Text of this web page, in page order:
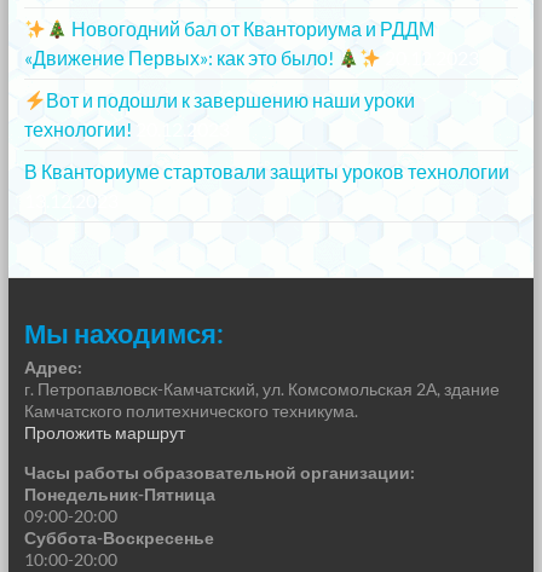
Новогодний бал от Кванториума и РДДМ
«Движение Первых»: как это было!
Вот и подошли к завершению наши уроки
технологии!
В Кванториуме стартовали защиты уроков технологии
13.12.2023
Мы находимся:
Адрес:
г. Петропавловск-Камчатский, ул. Комсомольская 2А, здание
Камчатского политехнического техникума.
Проложить маршрут
Часы работы образовательной организации:
Понедельник-Пятница
09:00-20:00
Суббота-Воскресенье
10:00-20:00